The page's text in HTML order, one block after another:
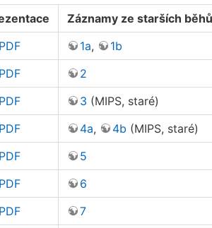
Záznamy ze starších běhů
PDF 1a,
1b
PDF
2
PDF 3 (MIPS, staré)
PDF 4a, 4b (MIPS, staré)
PDF
5
PDF
6
PDF
7